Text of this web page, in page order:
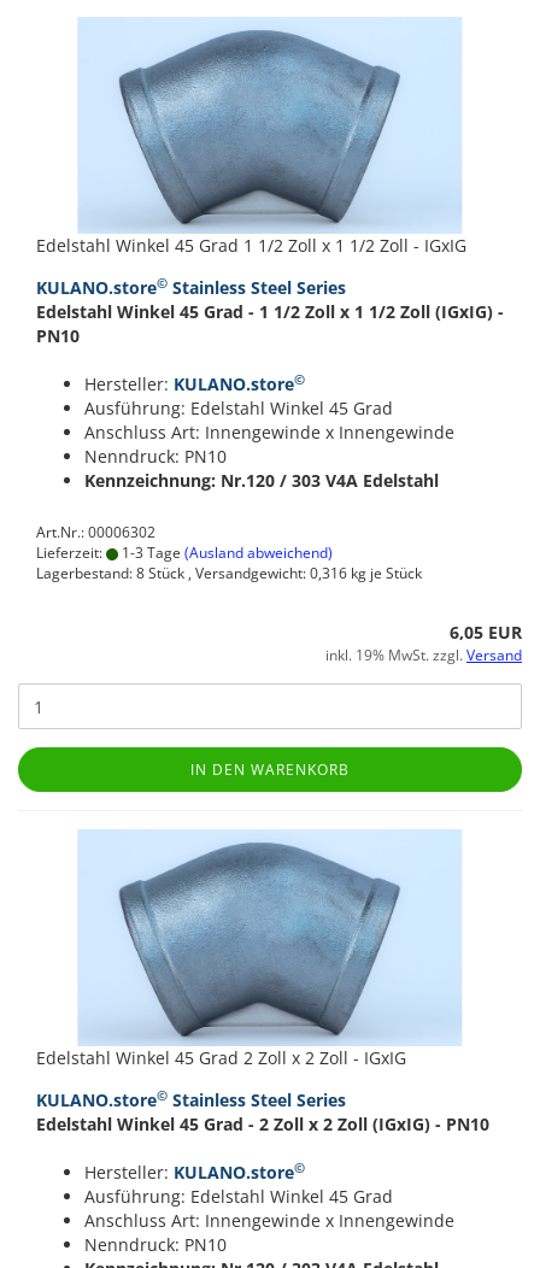
Edelstahl Winkel 45 Grad 1 1/2 Zoll x 1 1/2 Zoll - IGxIG
KULANO.store© Stainless Steel Series
Edelstahl Winkel 45 Grad - 1 1/2 Zoll x 1 1/2 Zoll (IGxIG) -
PN10
Hersteller: KULANO.store©
Ausführung: Edelstahl Winkel 45 Grad
Anschluss Art: Innengewinde x Innengewinde
Nenndruck: PN10
Kennzeichnung: Nr.120 / 303 V4A Edelstahl
Art.Nr.: 00006302
Lieferzeit:
1-3 Tage (Ausland abweichend)
Lagerbestand: 8 Stück , Versandgewicht:0,316 kg je Stück
6,05 EUR
inkl. 19% MwSt. zzgl.Versand
IN DEN WARENKORB
Edelstahl Winkel 45 Grad 2 Zoll x 2 Zoll - IGxIG
KULANO.store© Stainless Steel Series
Edelstahl Winkel 45 Grad - 2 Zoll x 2 Zoll (IGxIG) - PN10
Hersteller: KULANO.store©
Ausführung: Edelstahl Winkel 45 Grad
Anschluss Art: Innengewinde x Innengewinde
Nenndruck: PN10